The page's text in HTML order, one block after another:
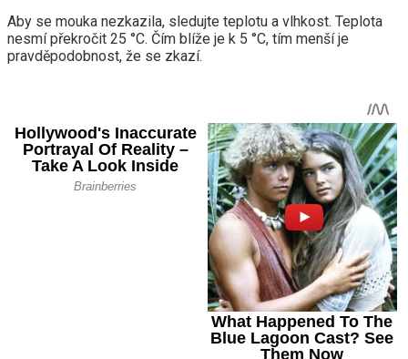
Aby se mouka nezkazila, sledujte teplotu a vlhkost. Teplota
nesmí překročit 25 °C. Čím blíže je k 5 °C, tím menší je
pravděpodobnost, že se zkazí.